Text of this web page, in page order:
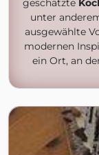
geschätzte
unter
ausgewählte
modernen
ein Ort, an